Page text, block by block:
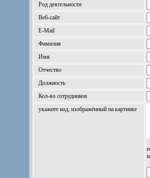
Род деятельности
Веб-сайт
E-Mail
Фамилия
Имя
Отчество
Должность
Кол-во сотрудников
укажите код, изображённый на картинке